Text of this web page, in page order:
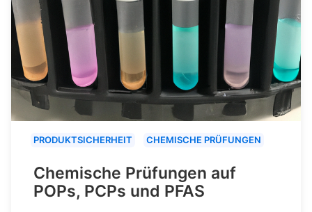
PRODUKTSICHERHEIT CHEMISCHE PRÜFUNGEN
Chemische Prüfungen auf
POPs, PCPs und PFAS